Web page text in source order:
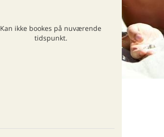
Kan ikke bookes på nuværende
tidspunkt.